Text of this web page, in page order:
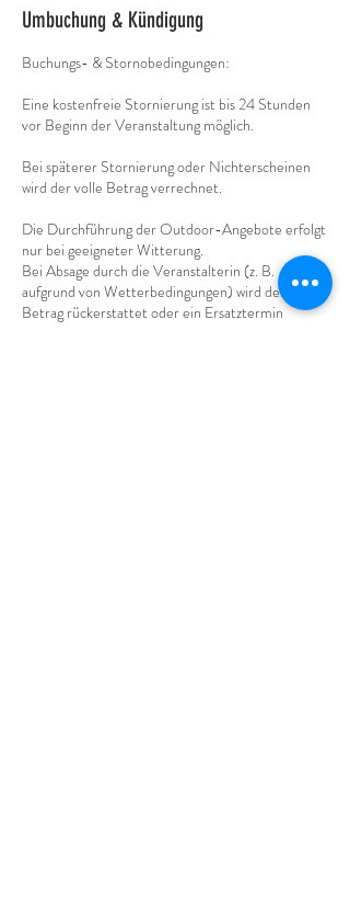
Umbuchung & Kündigung
Buchungs- & Stornobedingungen:
Eine kostenfreie Stornierung ist bis 24 Stunden
vor Beginn der Veranstaltung möglich.
Bei späterer Stornierung oder Nichterscheinen
wird der volle Betrag verrechnet.
Die Durchführung der Outdoor-Angebote erfolgt
nur bei geeigneter Witterung.
Bei Absage durch die Veranstalterin (z. B.
aufgrund von Wetterbedingungen) wird der volle
Betrag rückerstattet oder ein Ersatztermin